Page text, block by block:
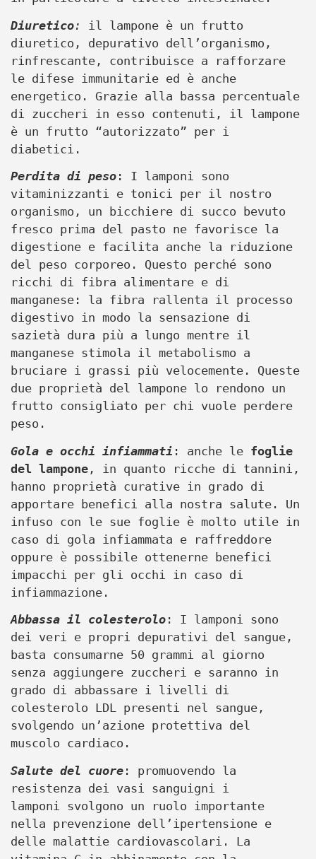
Diuretico:
il lampone è un frutto
diuretico, depurativo dell’organismo,
rinfrescante, contribuisce a rafforzare
le difese immunitarie ed è anche
energetico. Grazie alla bassa percentuale
di zuccheri in esso contenuti, il lampone
è un frutto “autorizzato” per i
diabetici.
Perdita di peso : I lamponi sono
vitaminizzanti e tonici per il nostro
organismo, un bicchiere di succo bevuto
fresco prima del pasto ne favorisce la
digestione e facilita anche la riduzione
del peso corporeo. Questo perché sono
ricchi di fibra alimentare e di
manganese: la fibra rallenta il processo
digestivo in modo la sensazione di
sazietà dura più a lungo mentre il
manganese stimola il metabolismo a
bruciare i grassi più velocemente. Queste
due proprietà del lampone lo rendono un
frutto consigliato per chi vuole perdere
peso.
Gola e occhi infiammati : anche le foglie
del lampone , in quanto ricche di tannini,
hanno proprietà curative in grado di
apportare benefici alla nostra salute. Un
infuso con le sue foglie è molto utile in
caso di gola infiammata e raffreddore
oppure è possibile ottenerne benefici
impacchi per gli occhi in caso di
infiammazione.
Abbassa il colesterolo : I lamponi sono
dei veri e propri depurativi del sangue,
basta consumarne 50 grammi al giorno
senza aggiungere zuccheri e saranno in
grado di abbassare i livelli di
colesterolo LDL presenti nel sangue,
svolgendo un’azione protettiva del
muscolo cardiaco.
Salute del cuore : promuovendo la
resistenza dei vasi sanguigni i
lamponi svolgono un ruolo importante
nella prevenzione dell’ipertensione e
delle malattie cardiovascolari. La